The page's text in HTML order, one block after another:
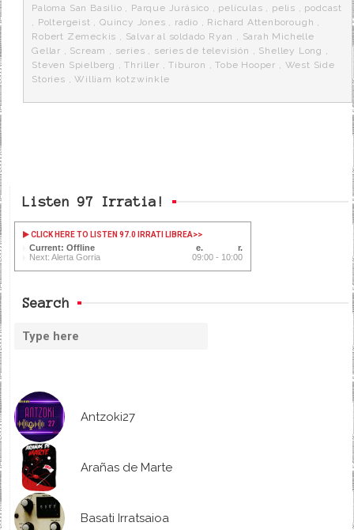
Paloma San Basilio , Parque Jurásico , películas , pelis , podcast
, Poltergeist ,Quincy Jones , radio , Richard Attenborough ,
Robert Zemeckis , Salvar al soldado Ryan , Sarah Michelle
Gellar , Scream , series , series de televisión , Shelley Long ,
Steven Spielberg ,Thriller ,Tiburon ,Tobe Hooper , West Side
Stories ,William kotzwinkle
Listen 97 Irratia!
CLICK HERE TO LISTEN 97.0 IRRATI LIBREA>>
Current: Offline
Next: Alerta Gorria
09:00 - 10:00
Search
Antzoki27
Arañas de Marte
Basati Irratsaioa